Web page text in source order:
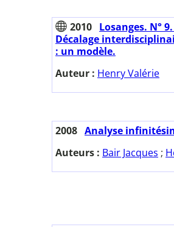
2010 Losanges. N°
Décalage
: un modèle.
Auteur : Henry Valérie
2008 Analyse
Auteurs : Bair Jacques ;